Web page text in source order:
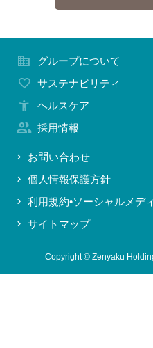
お問い合わせ
グループについて
サステナビリティ
ヘルスケア
採用情報
お問い合わせ
個人情報保護方針
利用規約•ソーシャルメデ
サイトマップ
Copyright © Zenyaku